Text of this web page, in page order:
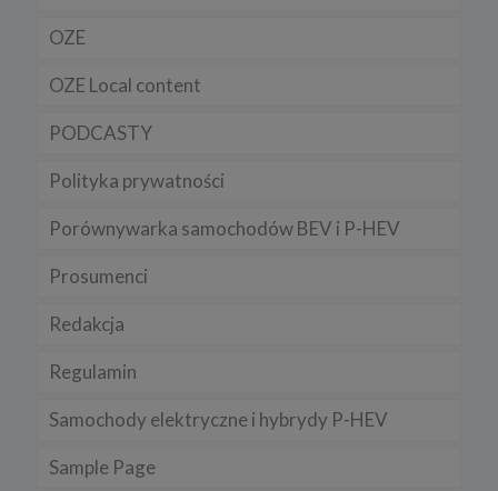
OZE
OZE Local content
PODCASTY
Polityka prywatności
Porównywarka samochodów BEV i P-HEV
Prosumenci
Redakcja
Regulamin
Samochody elektryczne i hybrydy P-HEV
Sample Page